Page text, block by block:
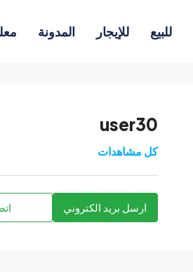
للبيع للإيجار المدونة
user30
كل مشاهدات
ارسل بريد الكتروني